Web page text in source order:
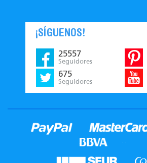
¡SÍGUENOS!
25557
Seguidores
675
Seguidores